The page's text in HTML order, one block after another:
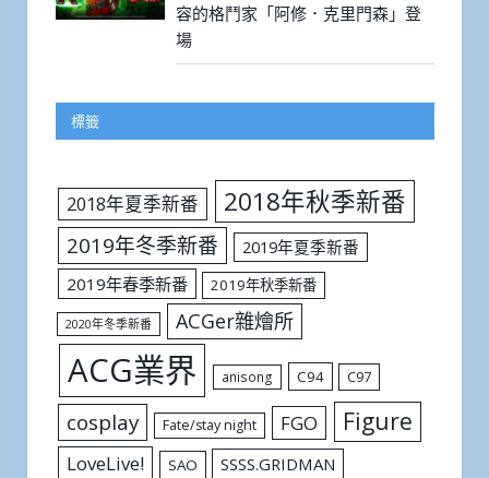
容的格鬥家「阿修．克里門森」登
場
標籤
2018年夏季新番 2018年秋季新番
2019年冬季新番
2019年夏季新番
2019年春季新番
2019年秋季新番
2020年冬季新番 ACGer雜燴所
ACG業界 anisong C94 C97
cosplay Fate/stay night FGO Figure
LoveLive! SAO SSSS.GRIDMAN